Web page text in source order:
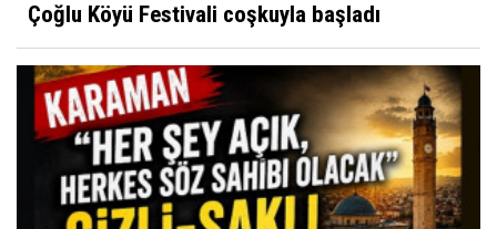
Çoğlu Köyü Festivali coşkuyla başladı